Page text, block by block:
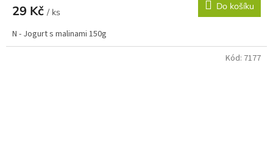
29 Kč / ks
Do košíku
N - Jogurt s malinami 150g
Kód: 7177